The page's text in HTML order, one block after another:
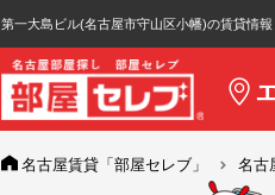
第一大島ビル(名古屋市守山区小幡)の賃貸情
名古屋賃貸「部屋セレブ」 名古